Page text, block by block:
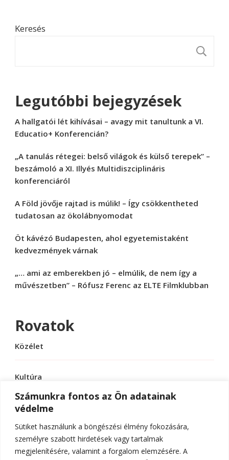
Számunkra fontos az Ön adatainak
védelme
Sütiket használunk a böngészési élmény fokozására,
személyre szabott hirdetések vagy tartalmak
megjelenítésére, valamint a forgalom elemzésére. A
Keresés
Legutóbbi bejegyzések
A hallgatói lét kihívásai – avagy mit tanultunk a VI.
Educatio+ Konferencián?
„A tanulás rétegei: belső világok és külső terepek” –
beszámoló a XI. Illyés Multidiszciplináris
konferenciáról
A Föld jövője rajtad is múlik! – Így csökkentheted
tudatosan az ökolábnyomodat
Öt kávézó Budapesten, ahol egyetemistaként
kedvezmények várnak
„… ami az emberekben jó – elmúlik, de nem így a
művészetben” – Rófusz Ferenc az ELTE Filmklubban
Rovatok
Közélet
Kultúra
Sport
Tudomány